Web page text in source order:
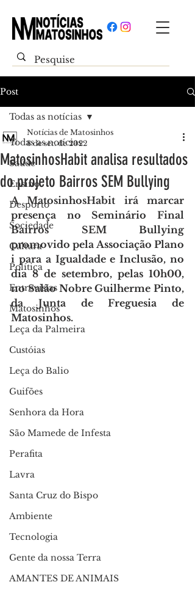
Post
Todas as notícias
Saúde
Ensino
Desporto
Sociedade
Cultura
Política
Entrevistas
Matosinhos
Leça da Palmeira
Custóias
Leça do Balio
Guifões
Senhora da Hora
São Mamede de Infesta
Perafita
Lavra
Santa Cruz do Bispo
Ambiente
Tecnologia
Gente da nossa Terra
AMANTES DE ANIMAIS
Todas as notícias
MatosinhosHabit analisa resultados
do projeto Bairros SEM Bullying
Notícias de Matosinhos
8 de set. de 2022
A MatosinhosHabit irá marcar
presença no Seminário Final
Bairros SEM Bullying
promovido pela Associação Plano
i para a Igualdade e Inclusão, no
dia 8 de setembro, pelas 10h00,
no Salão Nobre Guilherme Pinto,
da Junta de Freguesia de
Matosinhos.